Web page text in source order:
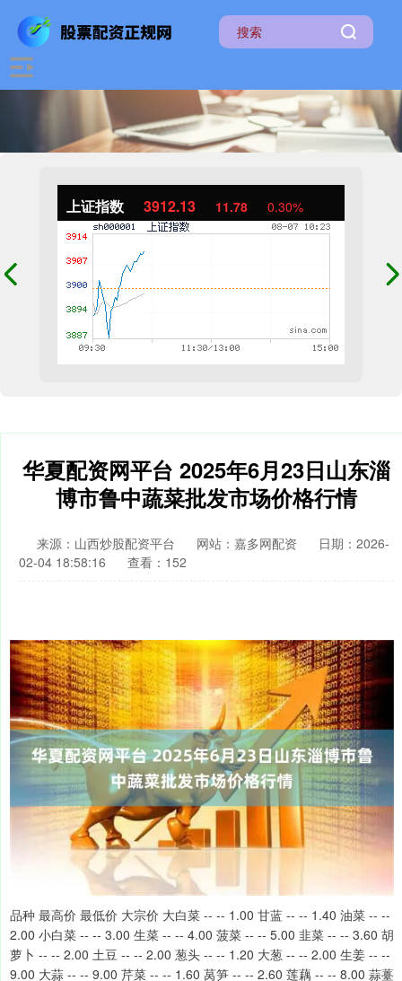
上证指数 3912.13 11.78 0.30%
华夏配资网平台 2025年6月23日山东淄
博市鲁中蔬菜批发市场价格行情
来源：山西炒股配资平台 网站：嘉多网配资
日期：2026-
02-04 18:58:16
查看：152
品种 最高价 最低价 大宗价 大白菜 -- -- 1.00 甘蓝 -- -- 1.40 油菜 -- --
2.00 小白菜 -- -- 3.00 生菜 -- -- 4.00 菠菜 -- -- 5.00 韭菜 -- -- 3.60 胡
萝卜 -- -- 2.00 土豆 -- -- 2.00 葱头 -- -- 1.20 大葱 -- -- 2.00 生姜 -- --
9.00 大蒜 -- -- 9.00 芹菜 -- -- 1.60 莴笋 -- -- 2.60 莲藕 -- -- 8.00 蒜薹